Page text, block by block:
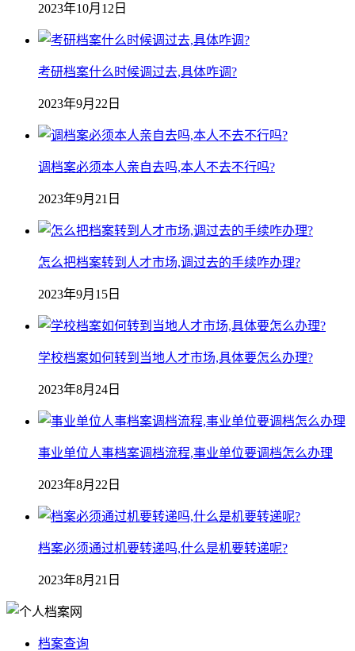
2023年10月12日
考研档案什么时候调过去,具体咋调?
2023年9月22日
调档案必须本人亲自去吗,本人不去不行吗?
2023年9月21日
怎么把档案转到人才市场,调过去的手续咋办理?
2023年9月15日
学校档案如何转到当地人才市场,具体要怎么办理?
2023年8月24日
事业单位人事档案调档流程,事业单位要调档怎么办理
2023年8月22日
档案必须通过机要转递吗,什么是机要转递呢?
2023年8月21日
档案查询